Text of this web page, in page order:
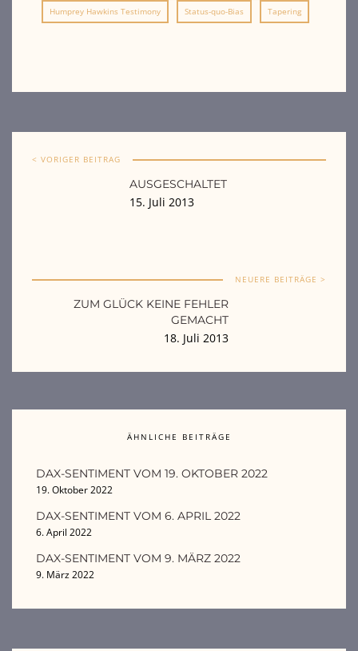
Humprey Hawkins Testimony Status-quo-Bias Tapering
< VORIGER BEITRAG
AUSGESCHALTET
15. Juli 2013
NEUERE BEITRÄGE >
ZUM GLÜCK KEINE FEHLER
GEMACHT
18. Juli 2013
ÄHNLICHE BEITRÄGE
DAX-SENTIMENT VOM 19. OKTOBER 2022
19. Oktober 2022
DAX-SENTIMENT VOM 6. APRIL 2022
6. April 2022
DAX-SENTIMENT VOM 9. MÄRZ 2022
9. März 2022